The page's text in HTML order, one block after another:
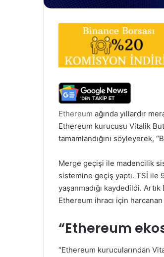
Ethereum ağında yıllardır
Ethereum kurucusu Vitalik
tamamlandığını söyleyerek,
Merge geçişi ile madencilik
sistemine geçiş yaptı. TSİ
yaşanmadığı kaydedildi.
Ethereum ihracı için
“Ethereum
“Ethereum kurucularından